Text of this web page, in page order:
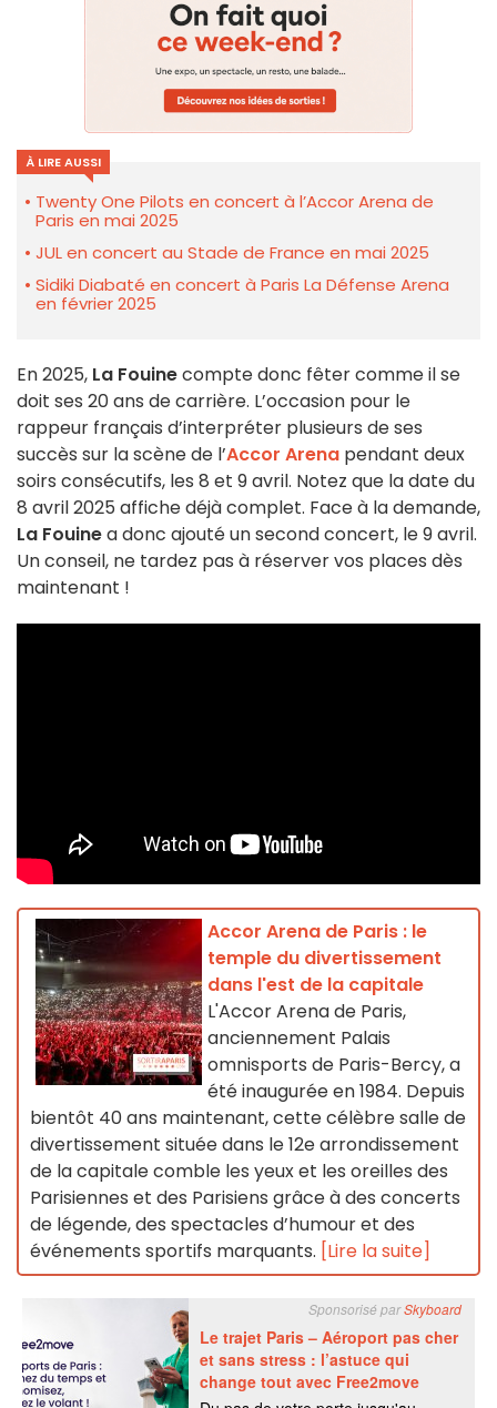
À LIRE AUSSI
Twenty One Pilots en concert à l’Accor Arena de
Paris en mai 2025
JUL en concert au Stade de France en mai 2025
Sidiki Diabaté en concert à Paris La Défense Arena
en février 2025
En 2025, La Fouinecompte donc fêter comme il se
doit ses 20 ans de carrière. L’occasion pour le
rappeur français d’interpréter plusieurs de ses
succès sur la scène de l’Accor Arena pendant deux
soirs consécutifs, les 8 et 9 avril. Notez que la date du
8 avril 2025 affiche déjà complet. Face à la demande,
La Fouinea donc ajouté un second concert, le 9 avril.
Un conseil, ne tardez pas à réserver vos places dès
maintenant !
Accor Arena de Paris : le
temple du divertissement
dans l'est de la capitale
L'Accor Arena de Paris,
anciennement Palais
omnisports de Paris-Bercy, a
été inaugurée en 1984. Depuis
bientôt 40 ans maintenant, cette célèbre salle de
divertissement située dans le 12e arrondissement
de la capitale comble les yeux et les oreilles des
Parisiennes et des Parisiens grâce à des concerts
de légende, des spectacles d’humour et des
événements sportifs marquants. [Lire la suite]